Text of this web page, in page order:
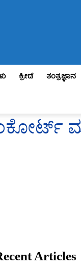
ಕ್ರೀಡೆ ತಂತ್ರಜ್ಞಾನ
Articles